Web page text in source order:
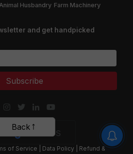
Husbandry Farm Machinery
and get handpicked
Subscribe
of Service Data Policy
Refund &